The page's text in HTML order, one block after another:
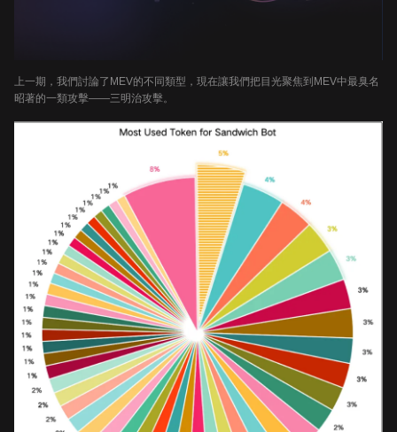
上一期，我們討論了MEV的不同類型，現在讓我們把目光聚焦到MEV中最臭名
昭著的一類攻擊——三明治攻擊。